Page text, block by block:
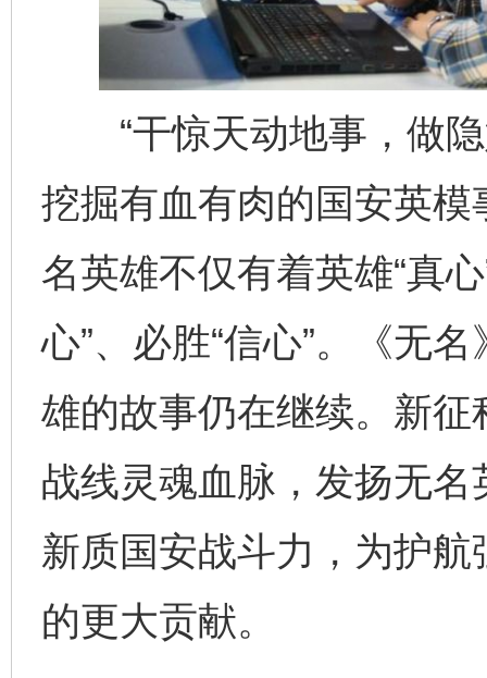
“干惊天动地事，做隐
挖掘有血有肉的国安英
名英雄不仅有着英雄“真
心”、必胜“信心”。《无
雄的故事仍在继续。新
战线灵魂血脉，发扬无
新质国安战斗力，为护
的更大贡献。
完善运行机制助力责任有效落实 一纸欠